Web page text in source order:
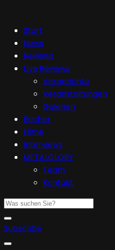
Start
News
Reviews
Live Reviews
Vorberichte
Veranstaltungen
Galerien
Bücher
Filme
Interviews
METALGLORY
Team
Kontakt
Subscribe